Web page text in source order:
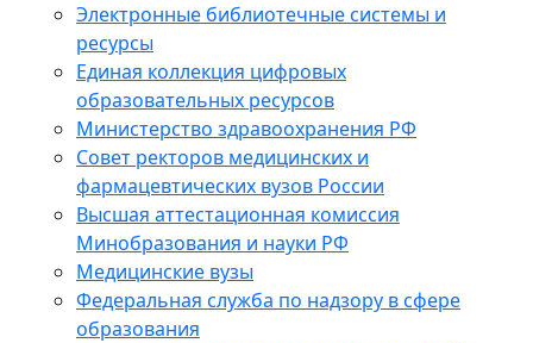
Электронные библиотечные системы и
ресурсы
Единая коллекция цифровых
образовательных ресурсов
Министерство здравоохранения РФ
Совет ректоров медицинских и
фармацевтических вузов России
Высшая аттестационная комиссия
Минобразования и науки РФ
Медицинские вузы
Федеральная служба по надзору в сфере
образования